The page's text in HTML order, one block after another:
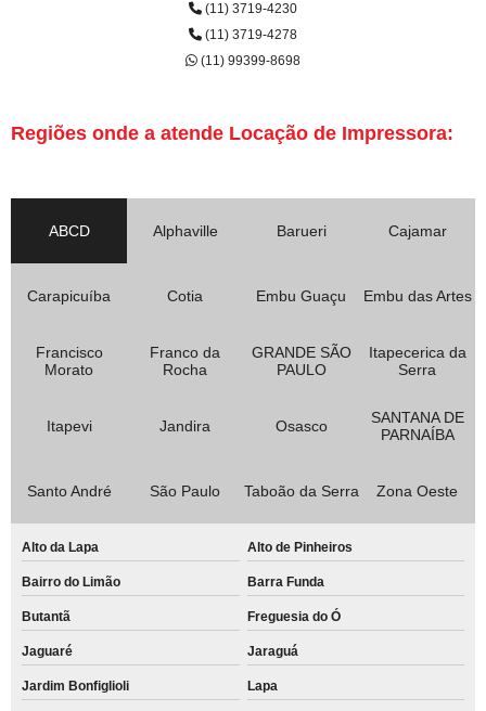
quanto custa aluguel de impressora para escritório Recanto dos Victor
quanto custa aluguel de impressora Jandira
empresa de aluguel de impressora para eventos Vila Guiomar
aluguel de impressora colorida Bairro Santa Maria
aluguel de impressora para escritório Vila Cristina
quanto custa aluguel de impressora para empresa Vila Guarani
quanto custa aluguel de impressora a laser colorida Vila Cecília Maria
aluguéis de impressoras para faculdades Santo André
aluguel de impressora para eventos preço Vila Gilda
aluguel de impressora preço Pompéia
quanto custa aluguel de impressora para escola Parque João Ramalho
(11) 3719-4230
(11) 3719-4278
(11) 99399-8698
Regiões onde a atende Locação de Impressora:
ABCD Alphaville Barueri Cajamar
Carapicuíba Cotia Embu Guaçu Embu das Artes
Francisco
Morato
Franco da
Rocha
GRANDE SÃO
PAULO
Itapecerica da
Serra
Itapevi Jandira Osasco
SANTANA DE
PARNAÍBA
Santo André São Paulo Taboão da Serra Zona Oeste
Alto da Lapa Alto de Pinheiros
Bairro do Limão Barra Funda
Butantã Freguesia do Ó
Jaguaré Jaraguá
Jardim Bonfiglioli Lapa